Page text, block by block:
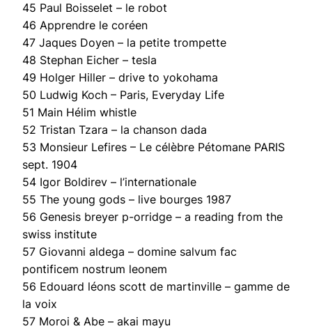
45 Paul Boisselet – le robot
46 Apprendre le coréen
47 Jaques Doyen – la petite trompette
48 Stephan Eicher – tesla
49 Holger Hiller – drive to yokohama
50 Ludwig Koch – Paris, Everyday Life
51 Main Hélim whistle
52 Tristan Tzara – la chanson dada
53 Monsieur Lefires – Le célèbre Pétomane PARIS
sept. 1904
54 Igor Boldirev – l’internationale
55 The young gods – live bourges 1987
56 Genesis breyer p-orridge – a reading from the
swiss institute
57 Giovanni aldega – domine salvum fac
pontificem nostrum leonem
56 Edouard léons scott de martinville – gamme de
la voix
57 Moroi & Abe – akai mayu